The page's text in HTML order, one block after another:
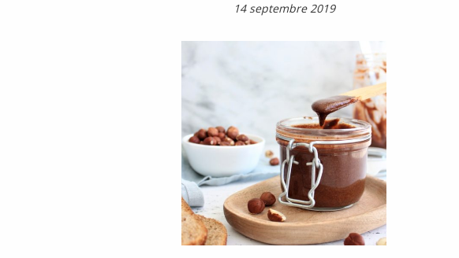
14 septembre 2019